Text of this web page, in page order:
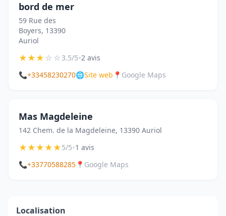
bord de mer
59 Rue des
Boyers, 13390
Auriol
★★★☆☆3.5/5•2 avis
📞+33458230270🌐Site web 📍 Google Maps
Mas Magdeleine
142 Chem. de la Magdeleine, 13390 Auriol
★★★★★5/5•1 avis
📞+33770588285 📍 Google Maps
Localisation